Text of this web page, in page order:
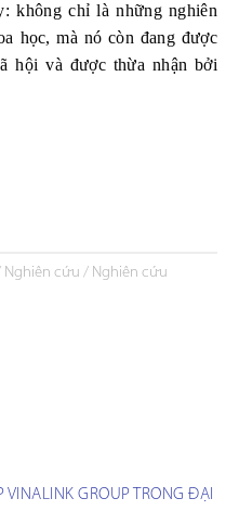
không chỉ là những nghiên
học, mà nó còn đang được
hội và được thừa nhận bởi
Nghiên cứu / Nghiên cứu
GROUP TRONG ĐẠI